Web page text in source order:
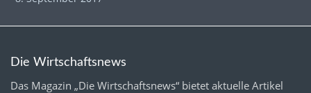
Die Wirtschaftsnews
Das Magazin „Die Wirtschaftsnews“ bietet aktuelle Artikel